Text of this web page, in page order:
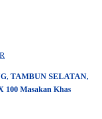
, TAMBUN SELATAN,
100 Masakan Khas